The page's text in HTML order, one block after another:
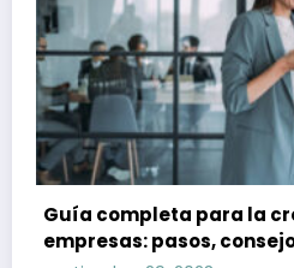
Guía completa para la
empresas: pasos,